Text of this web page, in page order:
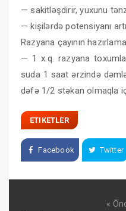
— sakitləşdirir, yuxunu
— kişilərdə potensiyanı
Razyana çayının
— 1 x.q. razyana
suda 1 saat ərzində
dəfə 1/2 stəkan olmaqla
ETIKETLER
Facebook Twitter
«